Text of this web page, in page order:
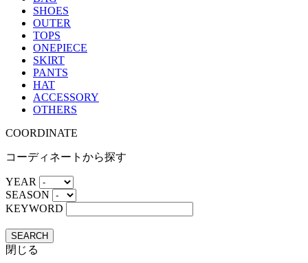
SHOES
OUTER
TOPS
ONEPIECE
SKIRT
PANTS
HAT
ACCESSORY
OTHERS
COORDINATE
コーディネートから探す
YEAR
SEASON
KEYWORD
SEARCH
閉じる